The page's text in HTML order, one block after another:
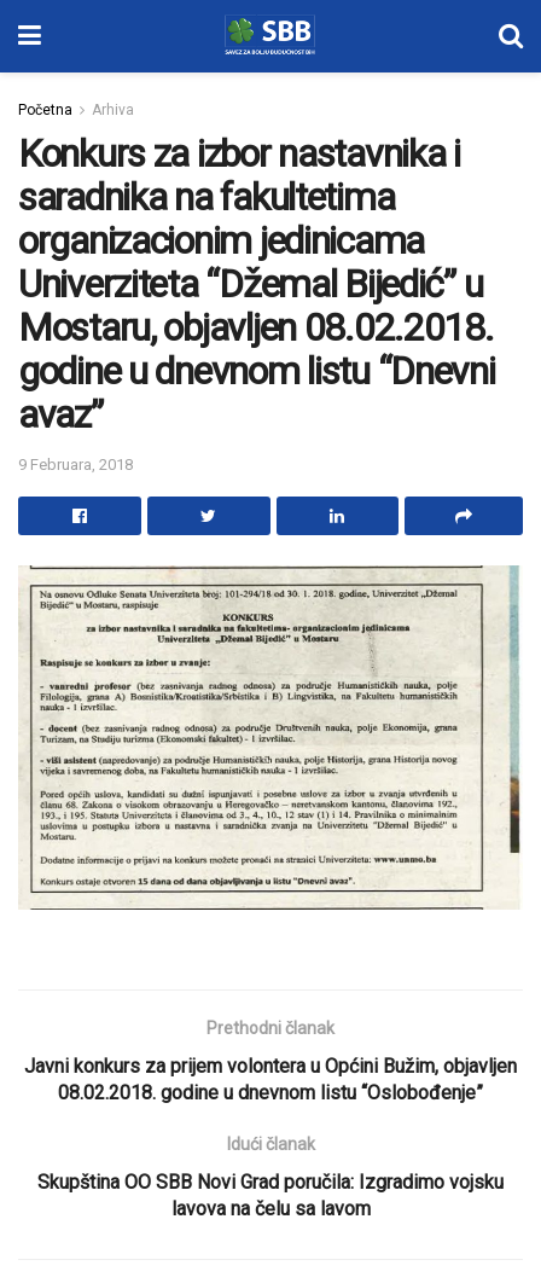
Početna Arhiva
Konkurs za izbor nastavnika i
saradnika na fakultetima
organizacionim jedinicama
Univerziteta “Džemal Bijedić” u
Mostaru, objavljen 08.02.2018.
godine u dnevnom listu “Dnevni
avaz”
9 Februara, 2018
Prethodni članak
Javni konkurs za prijem volontera u Općini Bužim, objavljen
08.02.2018. godine u dnevnom listu “Oslobođenje”
Idući članak
Skupština OO SBB Novi Grad poručila: Izgradimo vojsku
lavova na čelu sa lavom